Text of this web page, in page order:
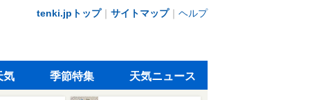
tenki.jpトップ｜ サイトマップ｜ ヘルプ
気 季節特集 天気ニュース